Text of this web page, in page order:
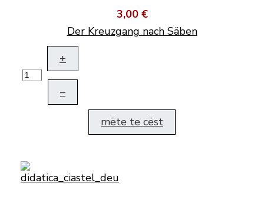
3,00 €
Der Kreuzgang nach Säben
+
–
mëte te cëst